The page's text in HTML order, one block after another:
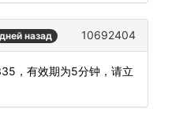
назад 10692404
，有效期为5分钟，请立